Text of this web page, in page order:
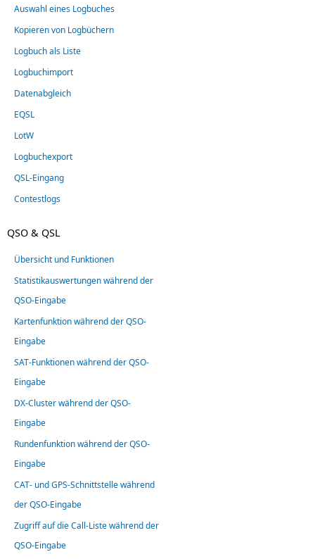
Auswahl eines Logbuches
Kopieren von Logbüchern
Logbuch als Liste
Logbuchimport
Datenabgleich
EQSL
LotW
Logbuchexport
QSL-Eingang
Contestlogs
QSO & QSL
Übersicht und Funktionen
Statistikauswertungen während der
QSO-Eingabe
Kartenfunktion während der QSO-
Eingabe
SAT-Funktionen während der QSO-
Eingabe
DX-Cluster während der QSO-
Eingabe
Rundenfunktion während der QSO-
Eingabe
CAT- und GPS-Schnittstelle während
der QSO-Eingabe
Zugriff auf die Call-Liste während der
QSO-Eingabe